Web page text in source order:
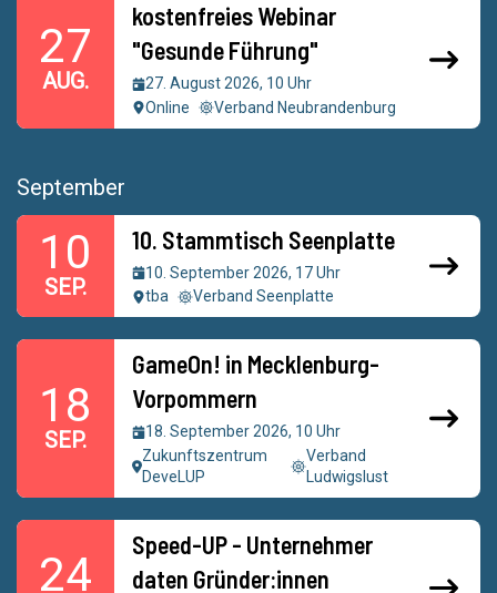
27
AUG.
kostenfreies Webinar
"Gesunde Führung"
27. August 2026, 10 Uhr
Online
Verband Neubrandenburg
September
10
SEP.
10. Stammtisch Seenplatte
10. September 2026, 17 Uhr
tba
Verband Seenplatte
18
SEP.
GameOn! in Mecklenburg-
Vorpommern
18. September 2026, 10 Uhr
Zukunftszentrum
DeveLUP
Verband
Ludwigslust
24
Speed-UP - Unternehmer
daten Gründer:innen